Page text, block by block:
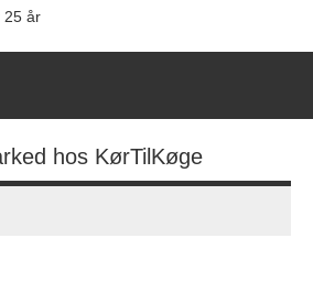
25 år
hos KørTilKøge